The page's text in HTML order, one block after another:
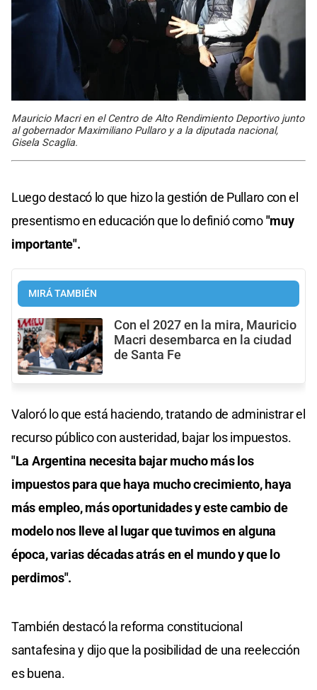
Mauricio Macri en el Centro de Alto Rendimiento Deportivo junto
al gobernador Maximiliano Pullaro y a la diputada nacional,
Gisela Scaglia.
Luego destacó lo que hizo la gestión de Pullaro con el
presentismo en educación que lo definió como"muy
importante".
MIRÁ TAMBIÉN
Con el 2027 en la mira, Mauricio
Macri desembarca en la ciudad
de Santa Fe
Valoró lo que está haciendo, tratando de administrar el
recurso público con austeridad, bajar los impuestos.
"La Argentina necesita bajar mucho más los
impuestos para que haya mucho crecimiento, haya
más empleo, más oportunidades y este cambio de
modelo nos lleve al lugar que tuvimos en alguna
época, varias décadas atrás en el mundo y que lo
perdimos".
También destacó la reforma constitucional
santafesina y dijo que la posibilidad de una reelección
es buena.